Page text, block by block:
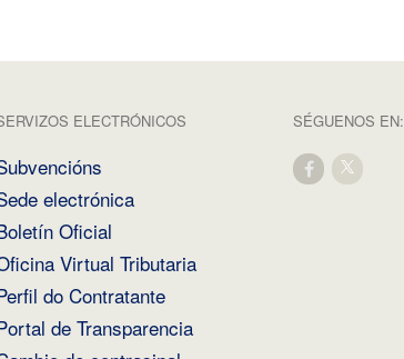
ELECTRÓNICOS
electrónica
Oficial
Virtual Tributaria
do Contratante
de Transparencia
SÉGUENOS EN: